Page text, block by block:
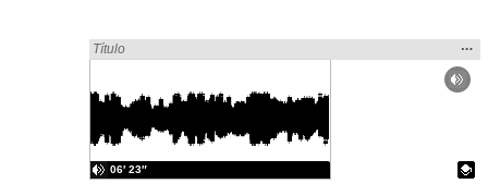
Encontrado «Español» en:
Título
la
…
06′ 23″